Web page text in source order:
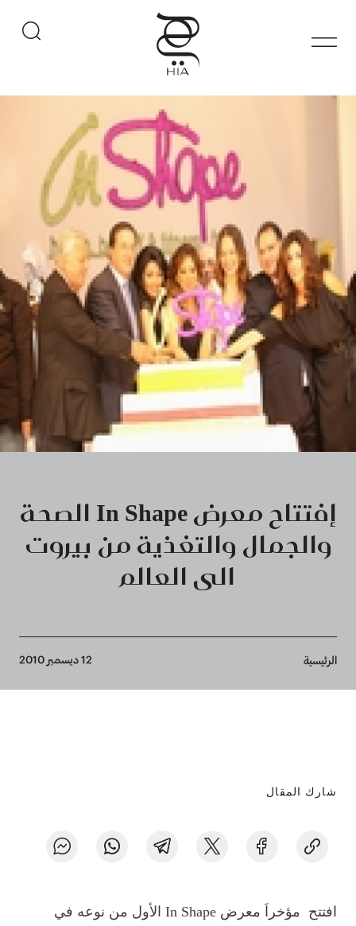
إفتتاح معرض In Shape الصحة
والجمال والتغذية من بيروت
الى العالم
Breadcrumb
الرئيسية 12 ديسمبر 2010
شارك المقال
افتتح مؤخراَ معرض In Shape الأول من نوعه في